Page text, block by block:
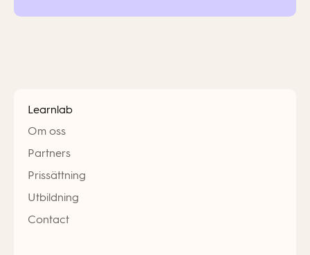
Learnlab
Om oss
Partners
Prissättning
Utbildning
Contact